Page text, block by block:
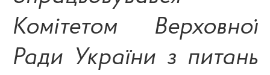
Комітетом Верховної
Ради України з питань